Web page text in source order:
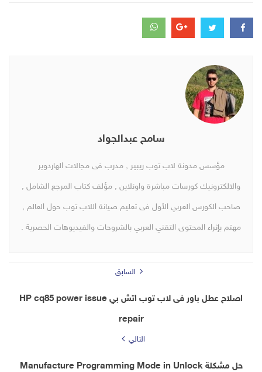
سامح عبدالجواد
مؤسس مدونة لاب توب ريبير , مدرب فى مجالات الهاردوير
والالكترونيك كورسات مباشرة واونلاين , مؤلف كتاب المرجع الشامل ,
صاحب الكورس العربي الأول فى تعليم صيانة اللاب توب حول العالم ,
مهتم بإثراء المحتوى التقني العربي بالشروحات والفيديوهات الحصرية .
السابق
اصلاح عطل باور فى لاب توب اتش بي HP cq85 power issue
repair
التالي
حل مشكلة Manufacture Programming Mode in Unlock